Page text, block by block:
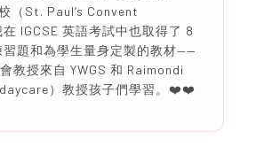
（St. Paul’s Convent
IGCSE 英語考試中也取得了 8
題和為學生量身定製的教材——
教授來自 YWGS 和 Raimondi
daycare）教授孩子們學習。❤️❤️